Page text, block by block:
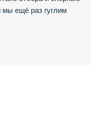
мы ещё раз гуглим